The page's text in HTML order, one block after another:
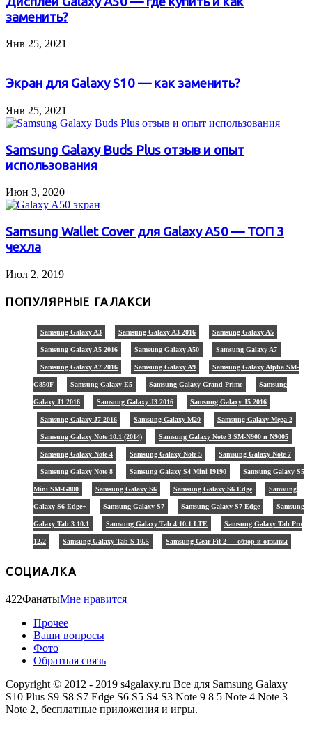
заменить?
Янв 25, 2021
Экран для Galaxy S10 — как заменить?
Янв 25, 2021
Samsung Galaxy Buds Plus отзыв и опыт
использования
Июн 3, 2020
Samsung Wallet Cover для Galaxy A50 — ТОП 3
чехла
Июл 2, 2019
ПОПУЛЯРНЫЕ ГАЛАКСИ
Samsung Galaxy A3 Samsung Galaxy A3 2016 Samsung Galaxy A5
Samsung Galaxy A5 2016 Samsung Galaxy A50 Samsung Galaxy A7
Samsung Galaxy A7 2016 Samsung Galaxy A9 Samsung Galaxy Alpha SM-
G850F Samsung Galaxy E5 Samsung Galaxy Grand Prime Samsung
Galaxy J1 2016 Samsung Galaxy J3 2016 Samsung Galaxy J5 2016
Samsung Galaxy J7 2016 Samsung Galaxy M20 Samsung Galaxy Mega 2
Samsung Galaxy Note 10.1 (2014) Samsung Galaxy Note 3 SM-N900 и N9005
Samsung Galaxy Note 4 Samsung Galaxy Note 5 Samsung Galaxy Note 7
Samsung Galaxy Note 8 Samsung Galaxy S4 Mini I9190 Samsung Galaxy S5
Mini SM-G800 Samsung Galaxy S6 Samsung Galaxy S6 Edge Samsung
Galaxy S6 Edge+ Samsung Galaxy S7 Samsung Galaxy S7 Edge Samsung
Galaxy Tab 3 10.1 Samsung Galaxy Tab 4 10.1 LTE Samsung Galaxy Tab Pro
12.2 Samsung Galaxy Tab S 10.5 Samsung Gear Fit 2 — обзор и отзывы
СОЦИАЛКА
422ФанатыМне нравится
Прочее
Ваши вопросы
Фото
Обратная связь
Copyright © 2012 - 2019 s4galaxy.ru Все для Samsung Galaxy
S10 Plus S9 S8 S7 Edge S6 S5 S4 S3 Note 9 8 5 Note 4 Note 3
Note 2, бесплатные приложения и игры.